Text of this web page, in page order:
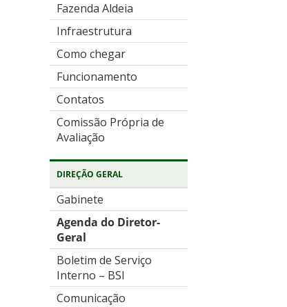
Fazenda Aldeia
Infraestrutura
Como chegar
Funcionamento
Contatos
Comissão Própria de
Avaliação
DIREÇÃO GERAL
Gabinete
Agenda do Diretor-
Geral
Boletim de Serviço
Interno – BSI
Comunicação